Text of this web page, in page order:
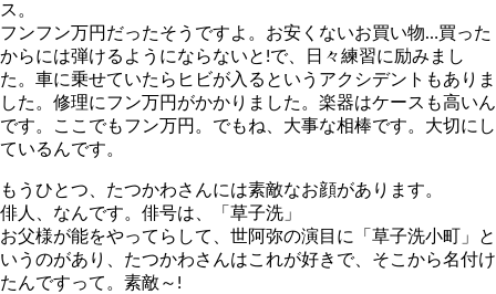
ス。
フンフン万円だったそうですよ。お安くないお買い物…買った
からには弾けるようにならないと!で、日々練習に励みまし
た。車に乗せていたらヒビが入るというアクシデントもありま
した。修理にフン万円がかかりました。楽器はケースも高いん
です。ここでもフン万円。でもね、大事な相棒です。大切にし
ているんです。
もうひとつ、たつかわさんには素敵なお顔があります。
俳人、なんです。俳号は、「草子洗」
お父様が能をやってらして、世阿弥の演目に「草子洗小町」と
いうのがあり、たつかわさんはこれが好きで、そこから名付け
たんですって。素敵～!